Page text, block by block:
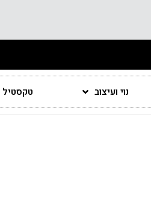
נוי ועיצוב טקסטיל